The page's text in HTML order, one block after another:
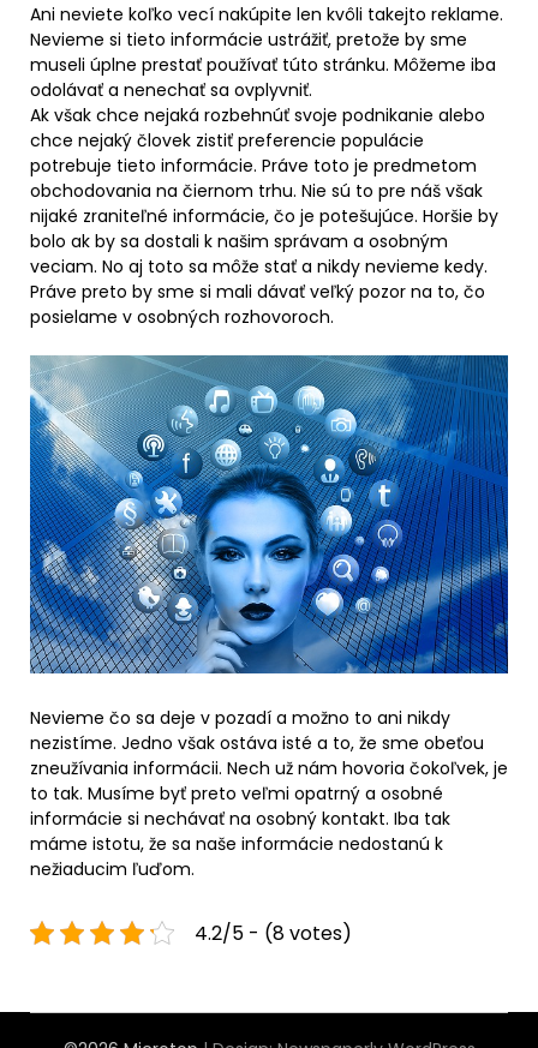
Ani neviete koľko vecí nakúpite len kvôli takejto reklame.
Nevieme si tieto informácie ustrážiť, pretože by sme
museli úplne prestať používať túto stránku. Môžeme iba
odolávať a nenechať sa ovplyvniť.
Ak však chce nejaká rozbehnúť svoje podnikanie alebo
chce nejaký človek zistiť preferencie populácie
potrebuje tieto informácie. Práve toto je predmetom
obchodovania na čiernom trhu. Nie sú to pre náš však
nijaké zraniteľné informácie, čo je potešujúce. Horšie by
bolo ak by sa dostali k našim správam a osobným
veciam. No aj toto sa môže stať a nikdy nevieme kedy.
Práve preto by sme si mali dávať veľký pozor na to, čo
posielame v osobných rozhovoroch.
Nevieme čo sa deje v pozadí a možno to ani nikdy
nezistíme. Jedno však ostáva isté a to, že sme obeťou
zneužívania informácii. Nech už nám hovoria čokoľvek, je
to tak. Musíme byť preto veľmi opatrný a osobné
informácie si nechávať na osobný kontakt. Iba tak
máme istotu, že sa naše informácie nedostanú k
nežiaducim ľuďom.
4.2/5 - (8 votes)